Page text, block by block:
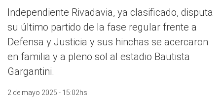
Independiente Rivadavia, ya clasificado, disputa
su último partido de la fase regular frente a
Defensa y Justicia y sus hinchas se acercaron
en familia y a pleno sol al estadio Bautista
Gargantini.
2 de mayo 2025 - 15:02hs